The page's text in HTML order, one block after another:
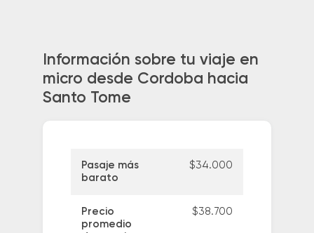
Información sobre tu viaje en
micro desde Cordoba hacia
Santo Tome
Pasaje más
barato
$34.000
Precio
promedio
$38.700